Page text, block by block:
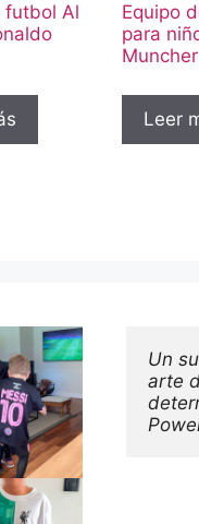
futbol Al
Equipo
para
Muncher
Leer
Un
arte